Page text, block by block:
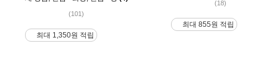
(101)
최대 1,350원 적립
(18)
최대 855원 적립